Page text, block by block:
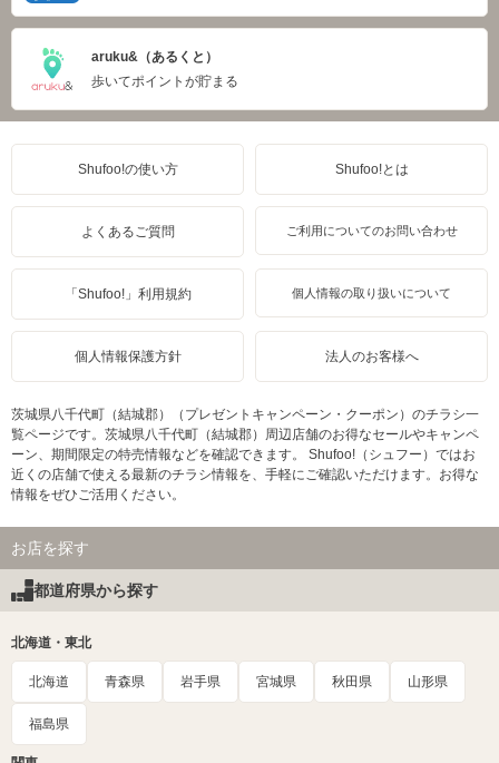
aruku&（あるくと）
歩いてポイントが貯まる
Shufoo!の使い方 Shufoo!とは
よくあるご質問 ご利用についてのお問い合わせ
「Shufoo!」利用規約 個人情報の取り扱いについて
個人情報保護方針 法人のお客様へ
茨城県八千代町（結城郡）（プレゼントキャンペーン・クーポン）のチラシ一
覧ページです。茨城県八千代町（結城郡）周辺店舗のお得なセールやキャンペ
ーン、期間限定の特売情報などを確認できます。 Shufoo!（シュフー）ではお
近くの店舗で使える最新のチラシ情報を、手軽にご確認いただけます。お得な
情報をぜひご活用ください。
お店を探す
都道府県から探す
北海道・東北
北海道 青森県 岩手県 宮城県 秋田県 山形県
福島県